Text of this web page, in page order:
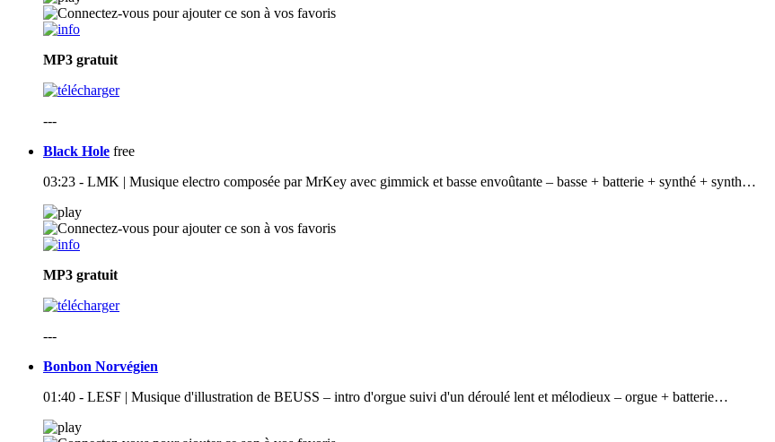
MP3 gratuit
---
Black Hole free
03:23 - LMK | Musique electro composée par MrKey avec gimmick et basse envoûtante – basse + batterie + synthé + synth…
MP3 gratuit
---
Bonbon Norvégien
01:40 - LESF | Musique d'illustration de BEUSS – intro d'orgue suivi d'un déroulé lent et mélodieux – orgue + batterie…